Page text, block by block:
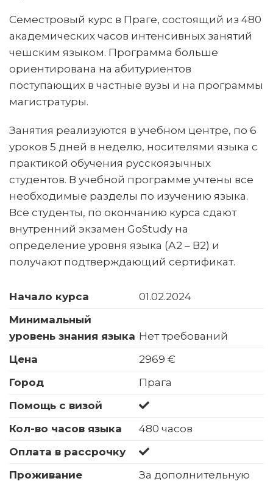
Семестровый курс в Праге, состоящий из 480
академических часов интенсивных занятий
чешским языком. Программа больше
ориентирована на абитуриентов
поступающих в частные вузы и на программы
магистратуры.
Занятия реализуются в учебном центре, по 6
уроков 5 дней в неделю, носителями языка с
практикой обучения русскоязычных
студентов. В учебной программе учтены все
необходимые разделы по изучению языка.
Все студенты, по окончанию курса сдают
внутренний экзамен GoStudy на
определение уровня языка (А2 – В2) и
получают подтверждающий сертификат.
Начало курса
01.02.2024
Минимальный
уровень знания языка Нет требований
Цена
2969 €
Город
Прага
Помощь с визой
Кол-во часов языка
480 часов
Оплата в рассрочку
Проживание
За дополнительную